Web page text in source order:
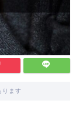
ります